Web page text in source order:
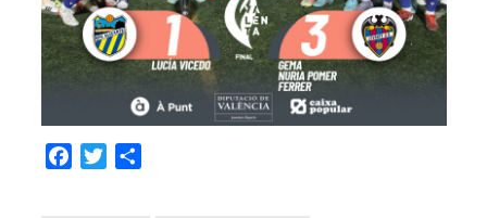
Facebook
Twitter